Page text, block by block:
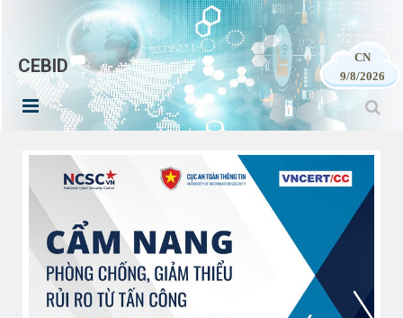
CEBID
CN
9/8/2026